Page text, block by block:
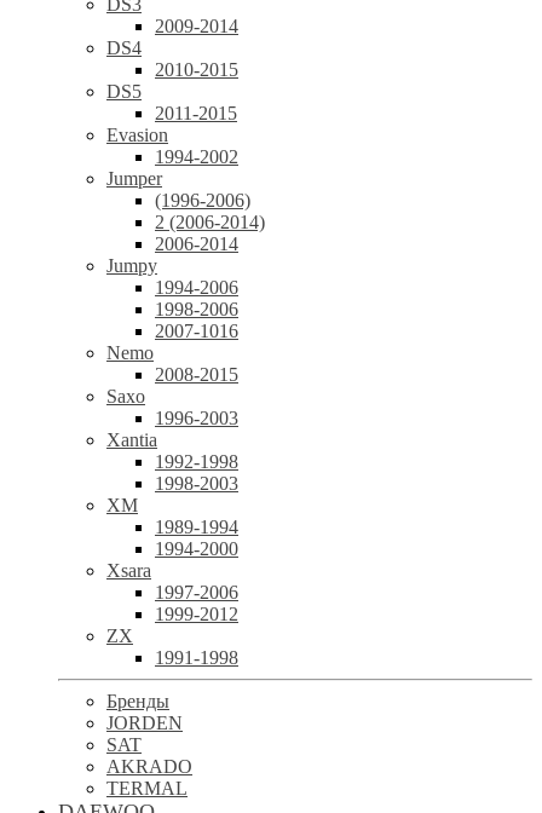
DS3
2009-2014
DS4
2010-2015
DS5
2011-2015
Evasion
1994-2002
Jumper
(1996-2006)
2 (2006-2014)
2006-2014
Jumpy
1994-2006
1998-2006
2007-1016
Nemo
2008-2015
Saxo
1996-2003
Xantia
1992-1998
1998-2003
XM
1989-1994
1994-2000
Xsara
1997-2006
1999-2012
ZX
1991-1998
Бренды
JORDEN
SAT
AKRADO
TERMAL